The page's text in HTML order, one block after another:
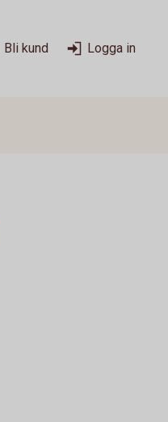
Bli kund Logga in